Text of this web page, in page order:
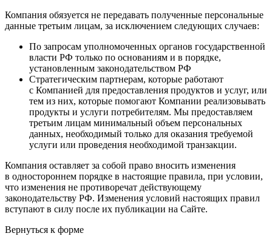
Компания обязуется не передавать полученные персональные
данные третьим лицам, за исключением следующих случаев:
По запросам уполномоченных органов государственной
власти РФ только по основаниям и в порядке,
установленным законодательством РФ
Стратегическим партнерам, которые работают
с Компанией для предоставления продуктов и услуг, или
тем из них, которые помогают Компании реализовывать
продукты и услуги потребителям. Мы предоставляем
третьим лицам минимальный объем персональных
данных, необходимый только для оказания требуемой
услуги или проведения необходимой транзакции.
Компания оставляет за собой право вносить изменения
в одностороннем порядке в настоящие правила, при условии,
что изменения не противоречат действующему
законодательству РФ. Изменения условий настоящих правил
вступают в силу после их публикации на Сайте.
Вернуться к форме